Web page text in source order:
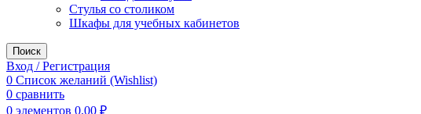
Стулья со столиком
Шкафы для учебных кабинетов
Поиск
Вход / Регистрация
0 Список желаний (Wishlist)
0 сравнить
0 элементов 0,00 ₽